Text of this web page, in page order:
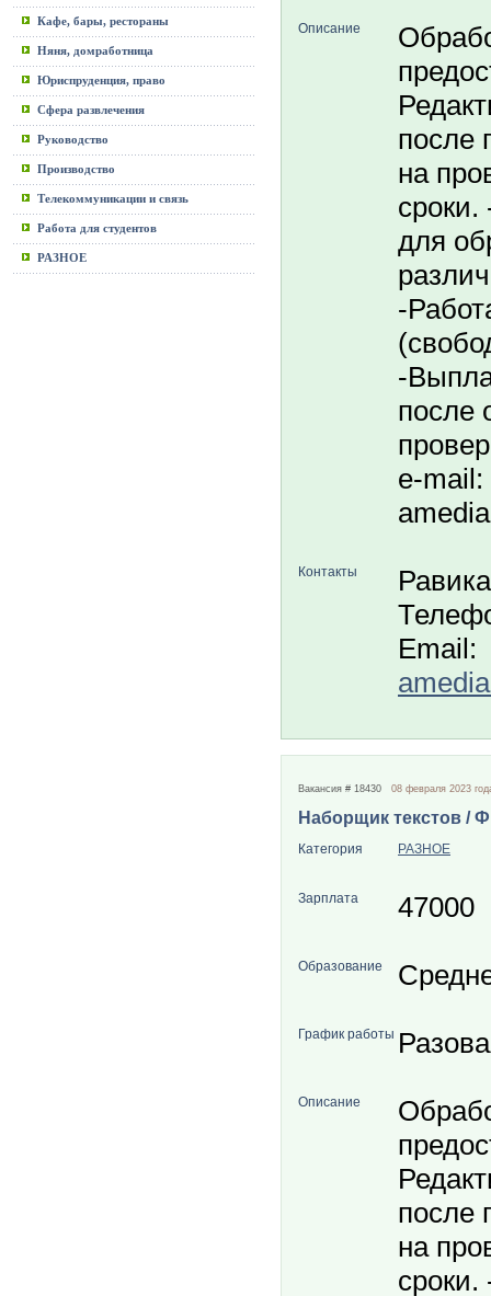
Кафе, бары, рестораны
Няня, домработница
Юриспруденция, право
Сфера развлечения
Руководство
Производство
Телекоммуникации и связь
Работа для студентов
РАЗНОЕ
Описание
после
на
сроки.
для
-
-
после
e-mail:
Контакты
Email:
Вакансия # 18430 08 февраля 2023
Наборщик текстов /
Категория РАЗНОЕ
Зарплата 47000
Образование
График работы
Описание
после
на
сроки.